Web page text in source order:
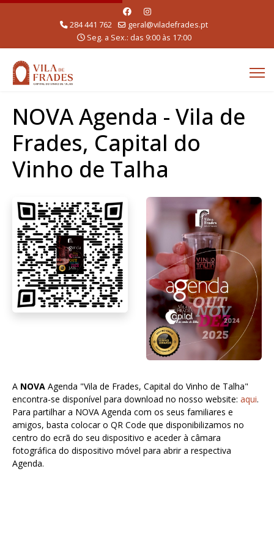
284 441 762
geral@viladefrades.pt
Seg. a Sex.: das 9:00 às 17:00
NOVA Agenda - Vila de
Frades, Capital do
Vinho de Talha
A NOVA Agenda "Vila de Frades, Capital do Vinho de Talha"
encontra-se disponível para download no nosso website: aqui.
Para partilhar a NOVA Agenda com os seus familiares e
amigos, basta colocar o QR Code que disponibilizamos no
centro do ecrã do seu dispositivo e aceder à câmara
fotográfica do dispositivo móvel para abrir a respectiva
Agenda.